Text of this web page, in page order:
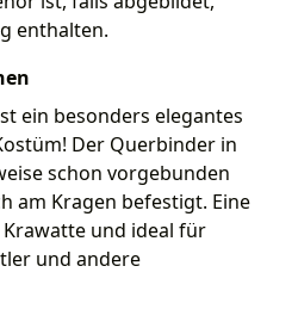
enthalten.
ein besonders elegantes
Der Querbinder in
schon vorgebunden
am Kragen befestigt. Eine
und ideal für
und andere